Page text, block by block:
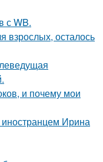
с WB.
взрослых, осталось
и почему мои
Ирина